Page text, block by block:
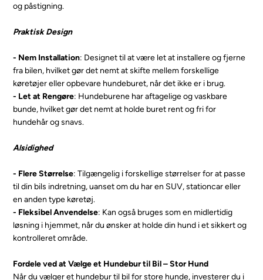
og påstigning.
Praktisk Design
- Nem Installation: Designet til at være let at installere og fjerne
fra bilen, hvilket gør det nemt at skifte mellem forskellige
køretøjer eller opbevare hundeburet, når det ikke er i brug.
- Let at Rengøre: Hundeburene har aftagelige og vaskbare
bunde, hvilket gør det nemt at holde buret rent og fri for
hundehår og snavs.
Alsidighed
- Flere Størrelse: Tilgængelig i forskellige størrelser for at passe
til din bils indretning, uanset om du har en SUV, stationcar eller
en anden type køretøj.
- Fleksibel Anvendelse: Kan også bruges som en midlertidig
løsning i hjemmet, når du ønsker at holde din hund i et sikkert og
kontrolleret område.
Fordele ved at Vælge et Hundebur til Bil – Stor Hund
Når du vælger et hundebur til bil for store hunde, investerer du i